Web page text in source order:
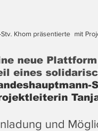
Stv. Khom präsentierte  mit
neue
eines
und